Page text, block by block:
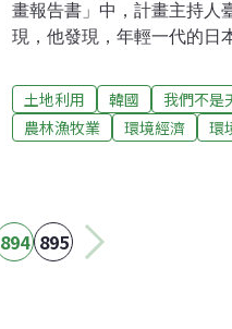
畫報告書」中，計畫主持人
現，他發現，年輕一代的日
後有如此「長足」的進步，
士，在探討這個意外發現時
他們認為，戰後日本大力推
日比較，也有類似的結果，
年才發生的。」牛奶的魔力
土地利用 韓國 我們不是
農林漁牧業
環境經濟 環
894 895